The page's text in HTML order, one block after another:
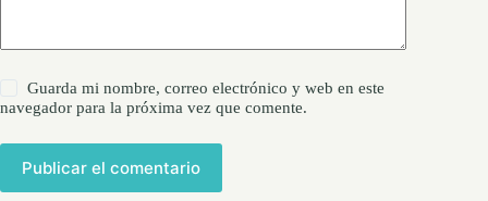
Guarda mi nombre, correo electrónico y web en este
navegador para la próxima vez que comente.
Publicar el comentario